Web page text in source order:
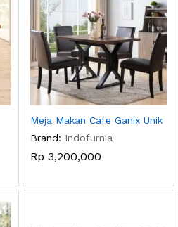
Meja Makan Cafe Ganix Unik
Brand: Indofurnia
Rp 3,200,000